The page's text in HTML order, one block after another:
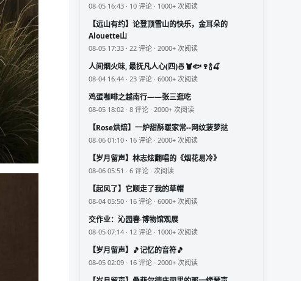
08-05 16:43 · 10 评论 · 1000+ 次阅读
【远山有约】论登顶雪山的快乐，金耳朵的
Alouette山
08-05 17:33 · 22 评论 · 2000+ 次阅读
人间烟火味, 最抚凡人心(四)🍜🦞🐟🍷🍾🍒
08-04 16:44 · 23 评论 · 6000+ 次阅读
鸡蛋咖啡之越南行——张三逛吃
08-05 18:02 · 8 评论 · 2000+ 次阅读
【Rose烘焙】一炉甜酥暖家常--网纹菠萝挞
08-06 01:10 · 16 评论 · 2000+ 次阅读
【岁月留声】林志炫翻唱的《烟花易冷》
08-06 05:51 · 6 评论 · 次阅读
【起风了】它顺走了我的草帽
08-04 05:50 · 16 评论 · 6000+ 次阅读
交作业：沁园春·博物馆观展
08-05 07:14 · 12 评论 · 1000+ 次阅读
【岁月留声】🎵记忆的音符🎵
08-05 02:09 · 16 评论 · 2000+ 次阅读